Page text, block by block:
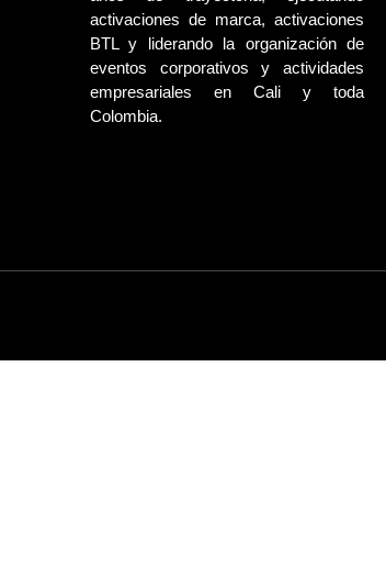
activaciones de marca, activaciones
BTL y liderando la organización de
eventos corporativos y actividades
empresariales en Cali y toda
Colombia.